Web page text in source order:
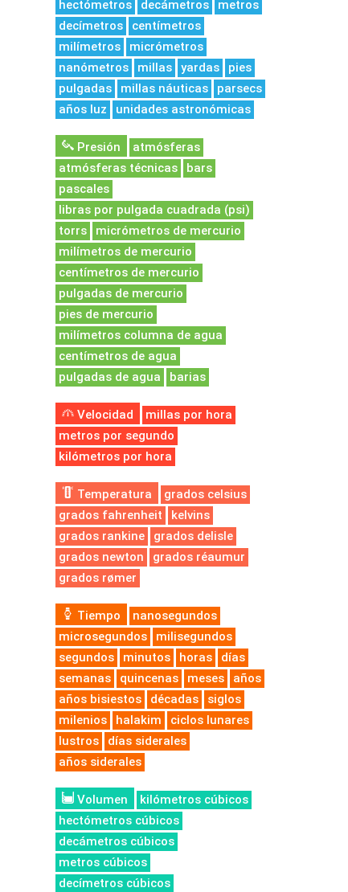
hectómetros
decámetros
metros
decímetros
centímetros
milímetros
micrómetros
nanómetros
millas yardas
pies
pulgadas
millas náuticas
parsecs
años luz
unidades astronómicas
Presión
atmósferas
atmósferas técnicas
bars
pascales
libras por pulgada cuadrada (psi)
torrs
micrómetros de mercurio
milímetros de mercurio
centímetros de mercurio
pulgadas de mercurio
pies de mercurio
milímetros columna de agua
centímetros de agua
pulgadas de agua
barias
Velocidad
millas por hora
metros por segundo
kilómetros por hora
Temperatura
grados celsius
grados fahrenheit
kelvins
grados rankine
grados delisle
grados newton
grados réaumur
grados rømer
Tiempo
nanosegundos
microsegundos
milisegundos
segundos
minutos horas
días
semanas
quincenas meses
años
años bisiestos
décadas
siglos
milenios
halakim
ciclos lunares
lustros
días siderales
años siderales
Volumen
kilómetros cúbicos
hectómetros cúbicos
decámetros cúbicos
metros cúbicos
decímetros cúbicos